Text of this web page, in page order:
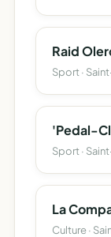
Raid
Sport ·
'Pedal-
Sport ·
La
Culture ·